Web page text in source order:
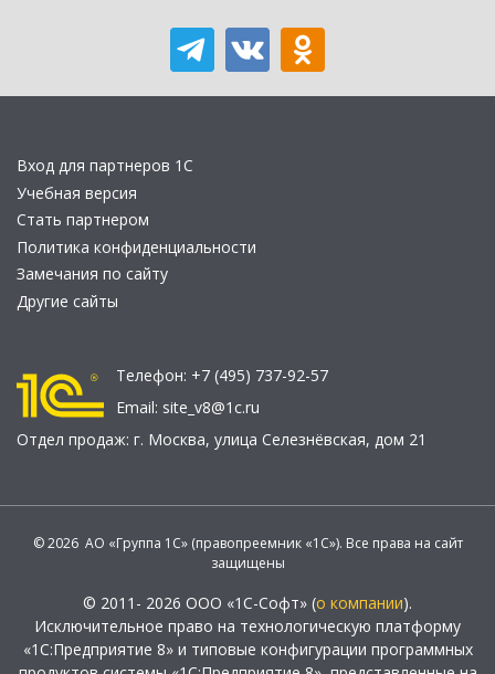
Вход для партнеров 1С
Учебная версия
Стать партнером
Политика конфиденциальности
Замечания по сайту
Другие сайты
Телефон: +7 (495) 737-92-57
Email: site_v8@1c.ru
Отдел продаж: г. Москва, улица Селезнёвская, дом 21
© 2026 АО «Группа 1С» (правопреемник «1С»). Все права на сайт
защищены
© 2011- 2026 ООО «1С-Софт» (о компании).
Исключительное право на технологическую платформу
«1С:Предприятие 8» и типовые конфигурации программных